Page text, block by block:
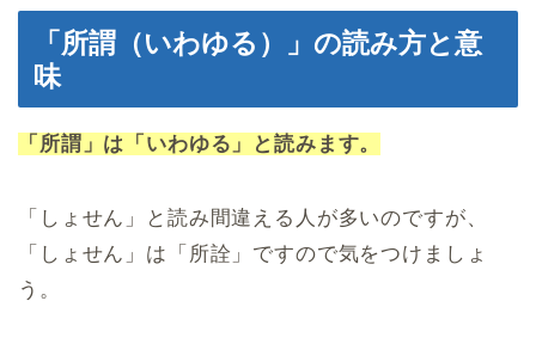
「所謂（いわゆる）」の読み方と意
味
「所謂」は「いわゆる」と読みます。
「しょせん」と読み間違える人が多いのですが、
「しょせん」は「所詮」ですので気をつけましょ
う。